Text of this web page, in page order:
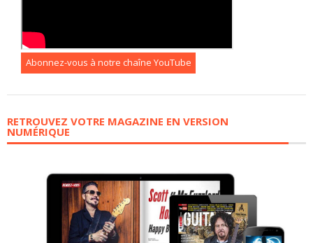
Abonnez-vous à notre chaîne YouTube
RETROUVEZ VOTRE MAGAZINE EN VERSION
NUMÉRIQUE